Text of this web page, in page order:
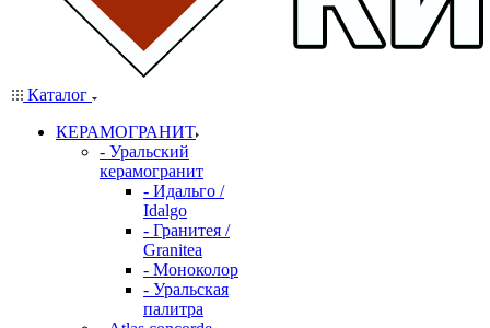
Каталог
КЕРАМОГРАНИТ
- Уральский
керамогранит
- Идальго /
Idalgo
- Гранитея /
Granitea
- Моноколор
- Уральская
палитра